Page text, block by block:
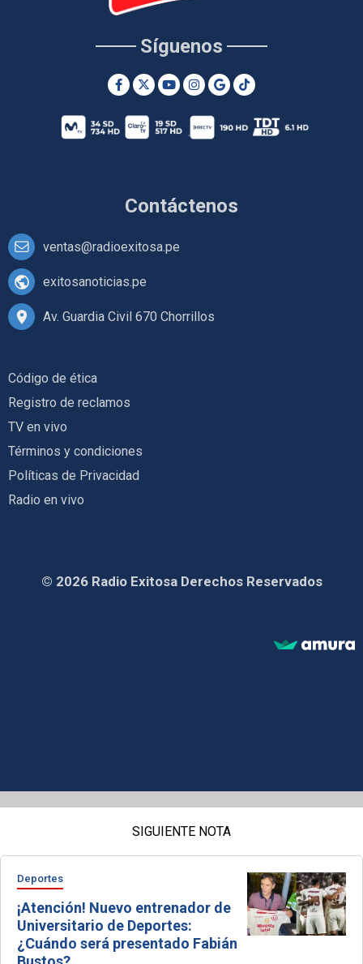
Contáctenos
ventas@radioexitosa.pe
exitosanoticias.pe
Av. Guardia Civil 670 Chorrillos
Síguenos
Código de ética
Registro de reclamos
TV en vivo
Términos y condiciones
Políticas de Privacidad
Radio en vivo
© 2026 Radio Exitosa Derechos Reservados
SIGUIENTE NOTA
Deportes
¡Atención! Nuevo entrenador de
Universitario de Deportes:
¿Cuándo será presentado Fabián